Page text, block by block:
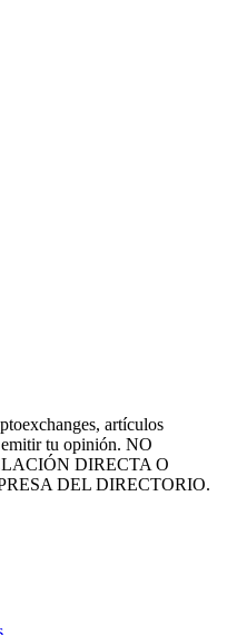
artículos
tu opinión. NO
DIRECTA O
DEL DIRECTORIO.